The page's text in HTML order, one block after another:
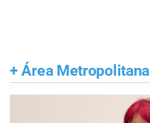
+ Área Metropolitana